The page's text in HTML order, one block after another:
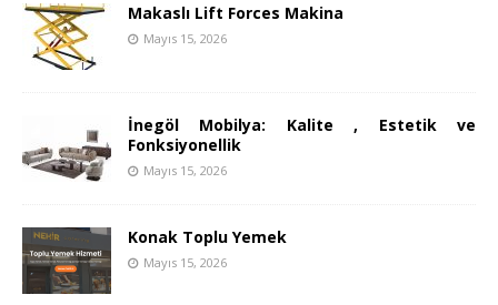
Makaslı Lift Forces Makina
Mayıs 15, 2026
İnegöl Mobilya: Kalite , Estetik ve
Fonksiyonellik
Mayıs 15, 2026
Konak Toplu Yemek
Mayıs 15, 2026